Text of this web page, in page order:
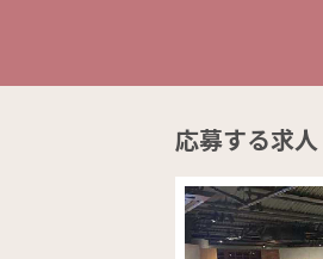
応募する求人